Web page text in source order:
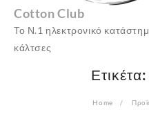
Cotton Club
Το Ν.1 ηλεκτρονικό
κάλτσες
Ετικέτα:
Home